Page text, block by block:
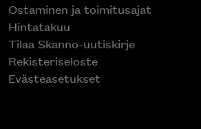
Ostaminen ja toimitusajat
Hintatakuu
Tilaa Skanno-uutiskirje
Rekisteriseloste
Evästeasetukset